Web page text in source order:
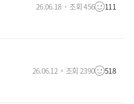
26.06.18 조회 456 111
26.06.12 조회 2390 518